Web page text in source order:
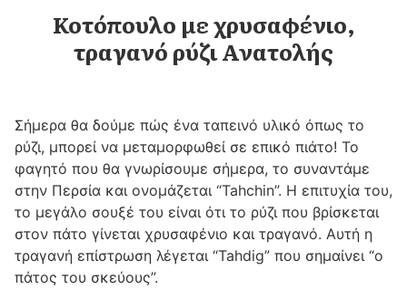
Κοτόπουλο με χρυσαφένιο,
τραγανό ρύζι Ανατολής
Σήμερα θα δούμε πώς ένα ταπεινό υλικό όπως το
ρύζι, μπορεί να μεταμορφωθεί σε επικό πιάτο! Το
φαγητό που θα γνωρίσουμε σήμερα, το συναντάμε
στην Περσία και ονομάζεται “Tahchin”. Η επιτυχία του,
το μεγάλο σουξέ του είναι ότι το ρύζι που βρίσκεται
στον πάτο γίνεται χρυσαφένιο και τραγανό. Αυτή η
τραγανή επίστρωση λέγεται “Tahdig” που σημαίνει “ο
πάτος του σκεύους”.